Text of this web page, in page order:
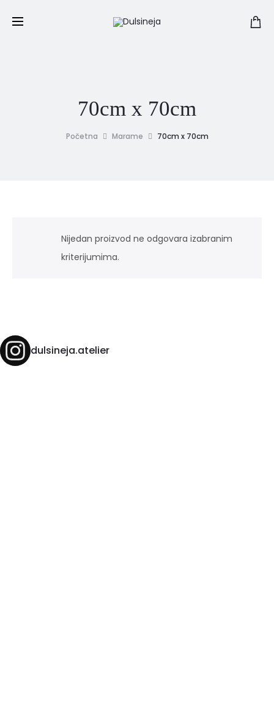
70cm x 70cm
Početna Marame 70cm x 70cm
Nijedan proizvod ne odgovara izabranim
kriterijumima.
dulsineja.atelier